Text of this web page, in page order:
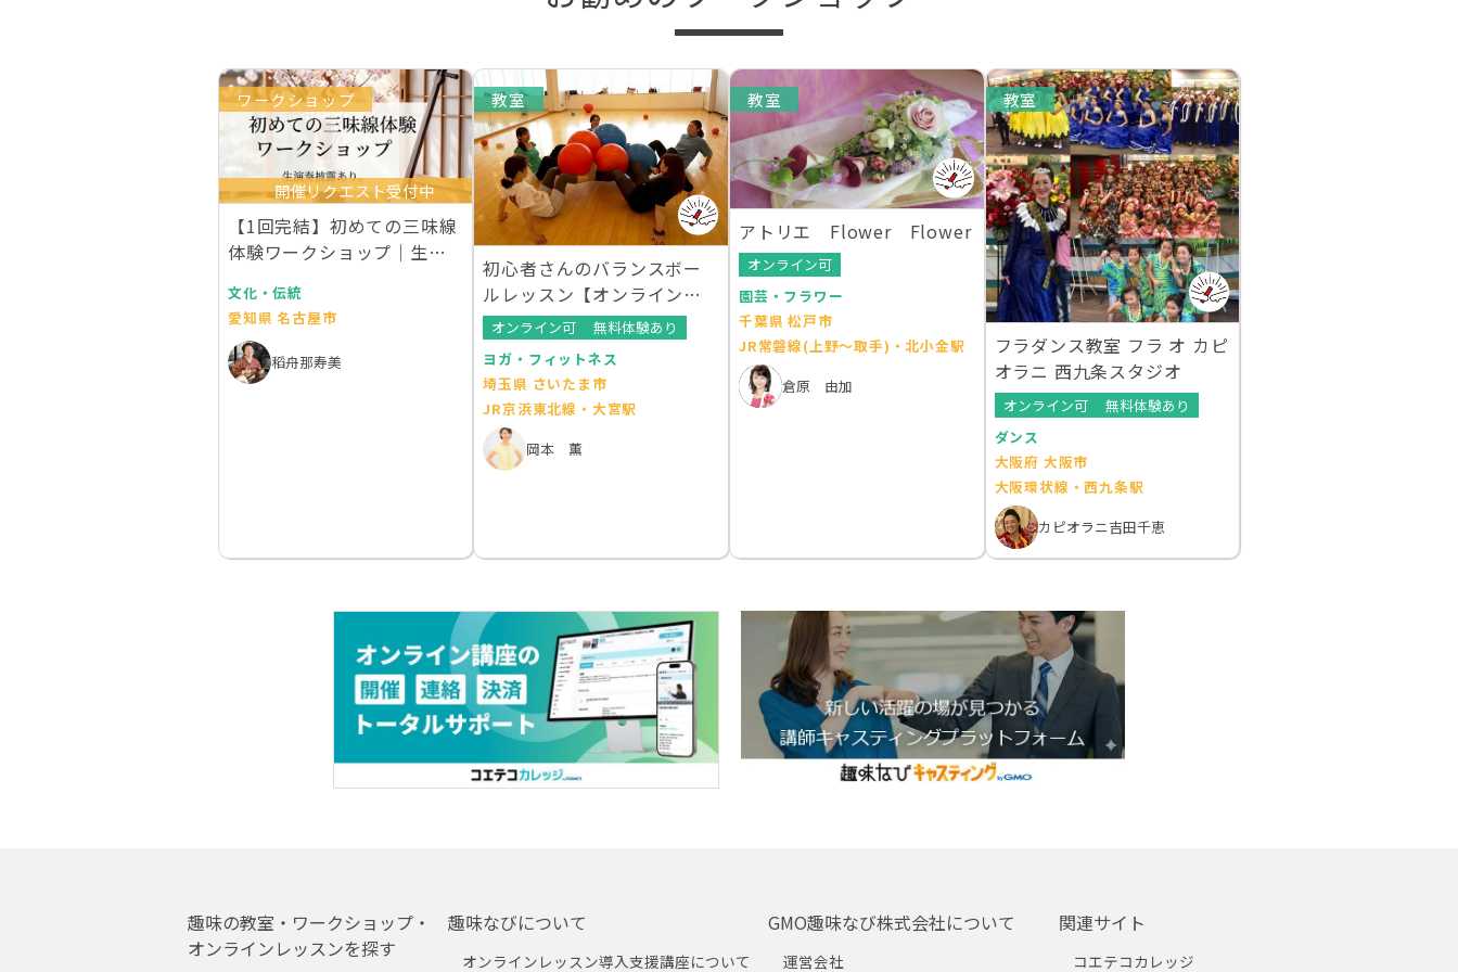
ワークショップ
開催リクエスト受付中
【1回完結】初めての三味線
体験ワークショップ｜生演
文化・伝統
愛知県 名古屋市
稻舟那寿美
教室
初心者さんのバランスボー
ルレッスン【オンラインレ
ッスンあり】
オンライン可
無料体験あり
ヨガ・フィットネス
埼玉県 さいたま市
JR京浜東北線・大宮駅
岡本 薫
教室
アトリエ Flower Flower
オンライン可
園芸・フラワー
千葉県 松戸市
JR常磐線(上野～取手)・北小金駅
倉原 由加
教室
フラダンス教室 フラ オ カピ
オラニ 西九条スタジオ
オンライン可
無料体験あり
ダンス
大阪府 大阪市
大阪環状線・西九条駅
カピオラニ吉田千恵
趣味の教室・ワークショップ・
オンラインレッスンを探す
趣味なびについて
オンラインレッスン導入支援講座について
GMO趣味なび株式会社について
運営会社
関連サイト
コエテコカレッジ